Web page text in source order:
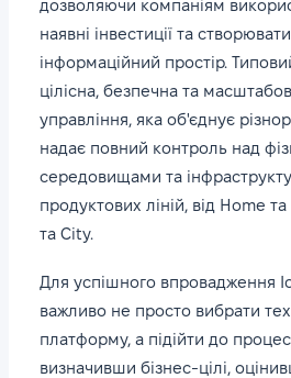
дозволяючи компаніям
наявні інвестиції та
інформаційний простір.
цілісна, безпечна та
управління, яка об'єднує
надає повний контроль над
середовищами та
продуктових ліній, від Home
та City.
Для успішного впровадження
важливо не просто вибрати
платформу, а підійти до
визначивши бізнес-цілі,